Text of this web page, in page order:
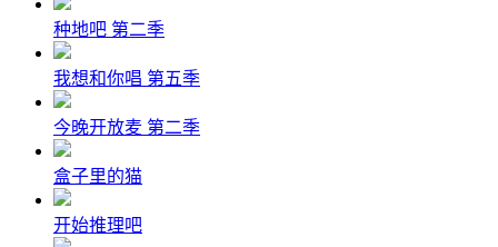
种地吧 第二季
我想和你唱 第五季
今晚开放麦 第二季
盒子里的猫
开始推理吧